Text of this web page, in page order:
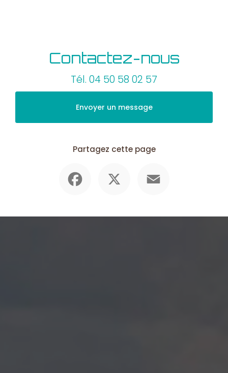
Contactez-nous
Tél. 04 50 58 02 57
Envoyer un message
Partagez cette page